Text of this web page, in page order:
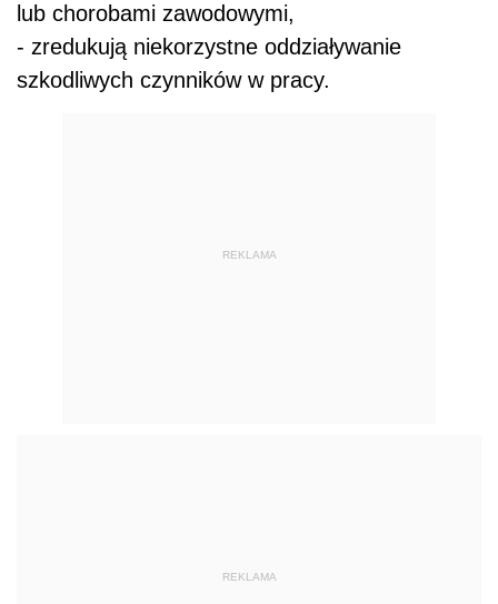
lub chorobami zawodowymi,
- zredukują niekorzystne oddziaływanie
szkodliwych czynników w pracy.
REKLAMA
REKLAMA